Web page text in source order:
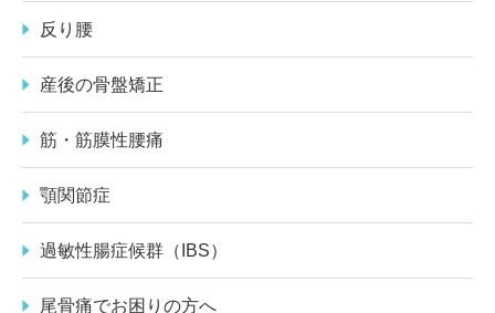
反り腰
産後の骨盤矯正
筋・筋膜性腰痛
顎関節症
過敏性腸症候群（IBS）
尾骨痛でお困りの方へ